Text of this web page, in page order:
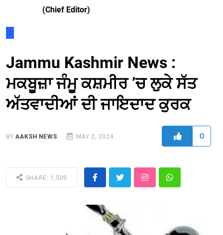
(Chief Editor)
Jammu Kashmir News :
ਮਕਬੂਜ਼ਾ ਜੰਮੂ ਕਸ਼ਮੀਰ ’ਚ ਲੁਕੇ ਸੱਤ
ਅੱਤਵਾਦੀਆਂ ਦੀ ਜਾਇਦਾਦ ਕੁਰਕ
BYAAKSH NEWS MAY 2, 2024 0
SHARE: 1,509